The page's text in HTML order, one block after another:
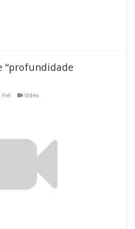
“profundidade
Vídeo